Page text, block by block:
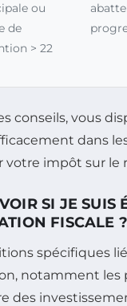
ou
de
> 22
conseils, vous
dans
votre impôt sur le
SI JE SUIS
FISCALE ?
spécifiques
notamment les
des